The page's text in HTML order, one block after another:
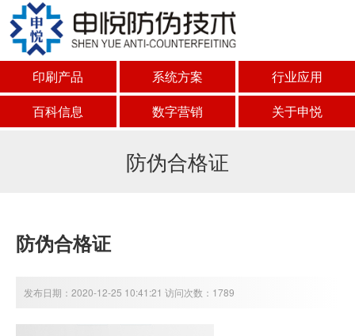
印刷产品 系统方案
行业应用
百科信息
数字营销 关于申悦
防伪合格证
防伪合格证
发布日期：2020-12-25 10:41:21 访问次数：1789